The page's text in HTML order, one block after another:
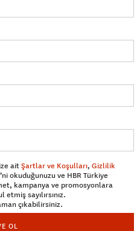
aitŞartlar ve Koşulları, Gizlilik
’ni okuduğunuzu ve HBR Türkiye
kampanya ve promosyonlara
sayılırsınız.
çıkabilirsiniz.
OL